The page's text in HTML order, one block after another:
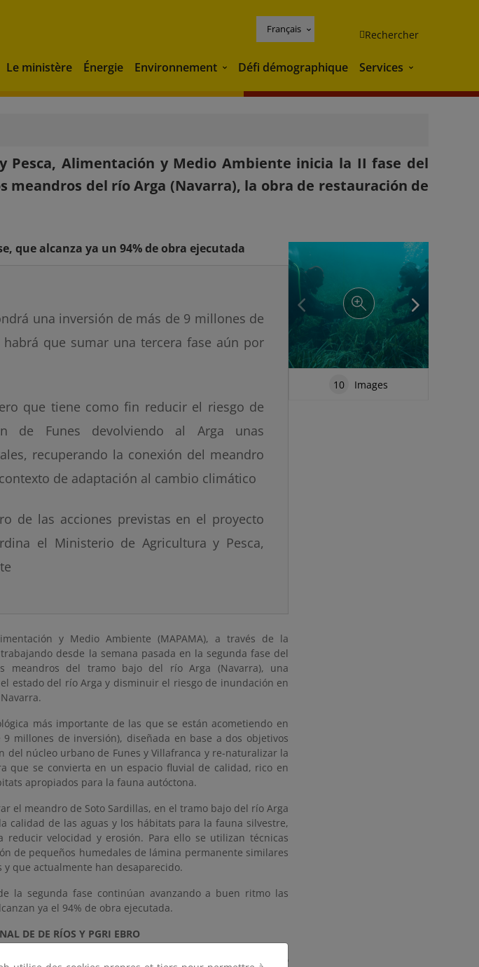
Français Rechercher
Le ministère Énergie Environnement Environnement
Défi démographique Services Services
Pesca, Alimentación y Medio Ambiente inicia la II fase del
meandros del río Arga (Navarra), la obra de restauración de
que alcanza ya un 94% de obra ejecutada
una inversión de más de 9 millones de
que sumar una tercera fase aún por
que tiene como fin reducir el riesgo de
de Funes devolviendo al Arga unas
recuperando la conexión del meandro
de adaptación al cambio climático
de las acciones previstas en el proyecto
el Ministerio de Agricultura y Pesca,
y Medio Ambiente (MAPAMA), a través de la
desde la semana pasada en la segunda fase del
meandros del tramo bajo del río Arga (Navarra), una
estado del río Arga y disminuir el riesgo de inundación en
más importante de las que se están acometiendo en
millones de inversión), diseñada en base a dos objetivos
del núcleo urbano de Funes y Villafranca y re-naturalizar la
que se convierta en un espacio fluvial de calidad, rico en
apropiados para la fauna autóctona.
el meandro de Soto Sardillas, en el tramo bajo del río Arga
calidad de las aguas y los hábitats para la fauna silvestre,
velocidad y erosión. Para ello se utilizan técnicas
de pequeños humedales de lámina permanente similares
que actualmente han desaparecido.
la segunda fase continúan avanzando a buen ritmo las
ya el 94% de obra ejecutada.
DE DE RÍOS Y PGRI EBRO
general y se enmarca dentro del Plan de Impulso al Medio
10 Images